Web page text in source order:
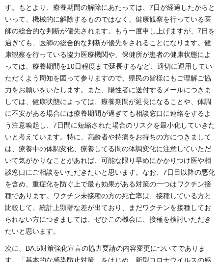
す。もとより、療養期間の解除にあたっては、7日が経過したからと
いって、機械的に解除するものではなく、健康観察を行っている医
師の総合的な判断が優先されます。もう一度申し上げますが、7日を
過ぎても、医師の総合的な判断が優先をされることになります。健
康観察を行っている協力医療機関や、保健所が患者の健康状態によ
っては、療養期間を10日程度まで延長するなど、適切に運用してい
ただくよう周知を図って参りますので、県民の皆様にもご理解ご協
力をお願いをいたします。また、陽性者に送付するメールにつきま
しては、健康状態によっては、療養期間が延長になることや、体調
に不安がある場合には療養期間が過ぎても相談窓口に連絡をするよ
う注意喚起し、7日間に短縮された場合のリスクを最小化していきた
いと考えています。特に、高齢者や持病をお持ちの方につきまして
は、療養中の体調変化、療養してる間の体調変化に注意していただ
いて気がかりなことがあれば、可能な限り早めにかかりつけ医や相
談窓口にご相談をいただきたいと思います。なお、7日目以降の悪化
を含め、重症化を防ぐ上で最も効果がある対策の一つはワクチン接
種であります。ワクチン未接種の方の死亡率は、接種している方と
比較して、統計上顕著な差が出ており、まだワクチンを接種してお
られない方につきましては、ぜひこの機会に、接種を検討いただき
たいと思います。
次に、BA.5対策強化宣言の協力要請の内容変更についてでありま
す。「基本的な感染防止対策」をはじめ、新型コロナウイルスの感